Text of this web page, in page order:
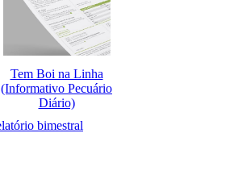
Tem Boi na Linha
(Informativo Pecuário
Diário)